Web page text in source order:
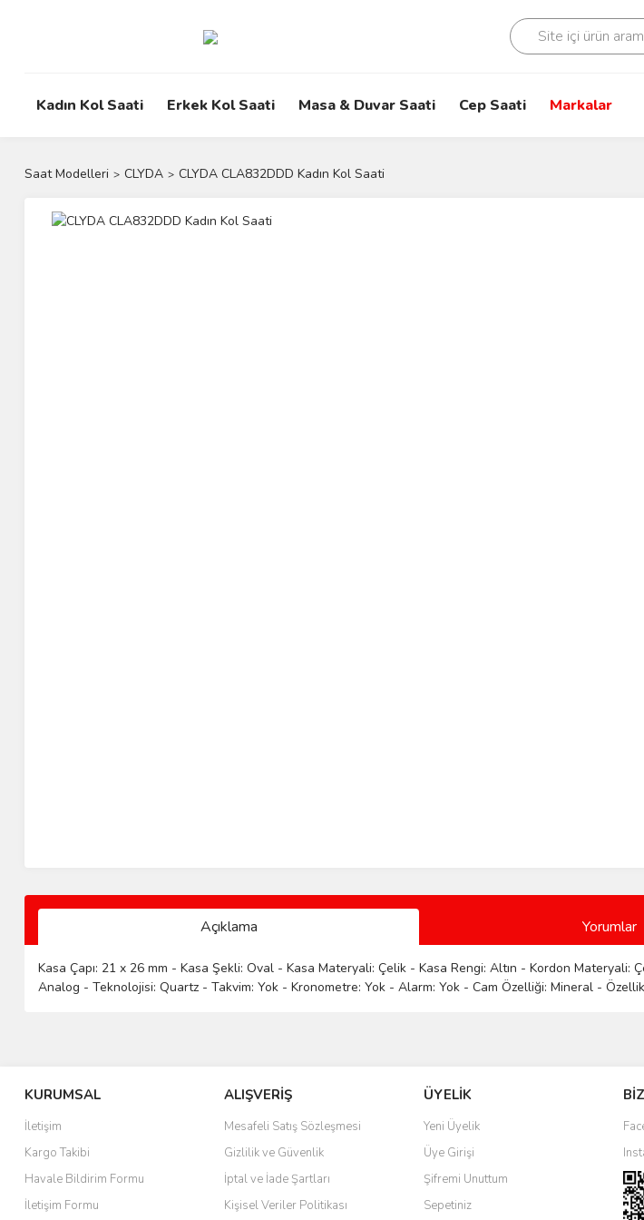
Kadın Kol Saati Erkek Kol Saati Masa & Duvar Saati Cep Saati Markalar
Saat Modelleri CLYDA CLYDA CLA832DDD Kadın Kol Saati
Açıklama Yorumlar
Kasa Çapı: 21 x 26 mm - Kasa Şekli: Oval - Kasa Materyali: Çelik - Kasa Rengi: Altın - Kordon Materyali:
Analog - Teknolojisi: Quartz - Takvim: Yok - Kronometre: Yok - Alarm: Yok - Cam Özelliği: Mineral -
KURUMSAL
İletişim
Kargo Takibi
Havale Bildirim Formu
İletişim Formu
ALIŞVERİŞ
Mesafeli Satış Sözleşmesi
Gizlilik ve Güvenlik
İptal ve İade Şartları
Kişisel Veriler Politikası
ÜYELİK
Yeni Üyelik
Üye Girişi
Şifremi Unuttum
Sepetiniz